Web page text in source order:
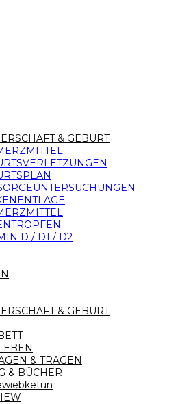
& GEBURT
D / D1 / D2
& GEBURT
& TRAGEN
& BÜCHER